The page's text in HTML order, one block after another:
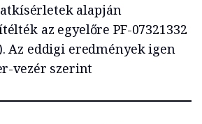
alapján
az egyelőre PF-07321332
Az eddigi eredmények igen
vezér szerint